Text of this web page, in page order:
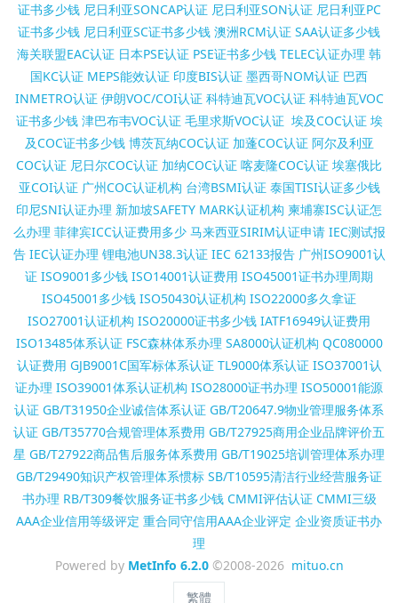
证书多少钱 尼日利亚SONCAP认证 尼日利亚SON认证 尼日利亚PC
证书多少钱 尼日利亚SC证书多少钱 澳洲RCM认证 SAA认证多少钱
海关联盟EAC认证 日本PSE认证 PSE证书多少钱 TELEC认证办理 韩
国KC认证 MEPS能效认证 印度BIS认证 墨西哥NOM认证 巴西
INMETRO认证 伊朗VOC/COI认证 科特迪瓦VOC认证 科特迪瓦VOC
证书多少钱 津巴布韦VOC认证 毛里求斯VOC认证 埃及COC认证 埃
及COC证书多少钱 博茨瓦纳COC认证 加蓬COC认证 阿尔及利亚
COC认证 尼日尔COC认证 加纳COC认证 喀麦隆COC认证 埃塞俄比
亚COI认证 广州COC认证机构 台湾BSMI认证 泰国TISI认证多少钱
印尼SNI认证办理 新加坡SAFETY MARK认证机构 柬埔寨ISC认证怎
么办理 菲律宾ICC认证费用多少 马来西亚SIRIM认证申请 IEC测试报
告 IEC认证办理 锂电池UN38.3认证 IEC 62133报告 广州ISO9001认
证 ISO9001多少钱 ISO14001认证费用 ISO45001证书办理周期
ISO45001多少钱 ISO50430认证机构 ISO22000多久拿证
ISO27001认证机构 ISO20000证书多少钱 IATF16949认证费用
ISO13485体系认证 FSC森林体系办理 SA8000认证机构 QC080000
认证费用 GJB9001C国军标体系认证 TL9000体系认证 ISO37001认
证办理 ISO39001体系认证机构 ISO28000证书办理 ISO50001能源
认证 GB/T31950企业诚信体系认证 GB/T20647.9物业管理服务体系
认证 GB/T35770合规管理体系费用 GB/T27925商用企业品牌评价五
星 GB/T27922商品售后服务体系费用 GB/T19025培训管理体系办理
GB/T29490知识产权管理体系惯标 SB/T10595清洁行业经营服务证
书办理 RB/T309餐饮服务证书多少钱 CMMI评估认证 CMMI三级
AAA企业信用等级评定 重合同守信用AAA企业评定 企业资质证书办
理
Powered by MetInfo 6.2.0©2008-2026 mituo.cn
繁體